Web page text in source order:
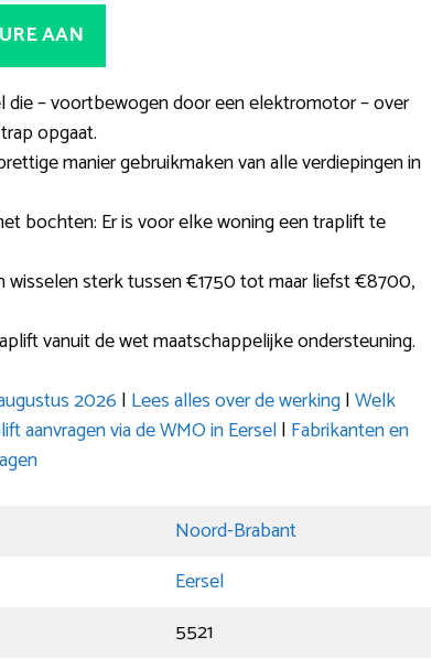
AAN
die – voortbewogen door een elektromotor – over
opgaat.
manier gebruikmaken van alle verdiepingen in
bochten: Er is voor elke woning een traplift te
wisselen sterk tussen €1750 tot maar liefst €8700,
vanuit de wet maatschappelijke ondersteuning.
2026 | Lees alles over de werking|Welk
aanvragen via de WMO in Eersel| Fabrikanten en
Noord-Brabant
Eersel
5521